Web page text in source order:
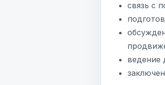
связь с
ведение